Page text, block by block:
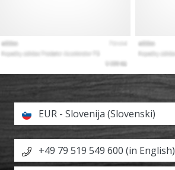
EUR - Slovenija (Slovenski)
+49 79 519 549 600 (in English)